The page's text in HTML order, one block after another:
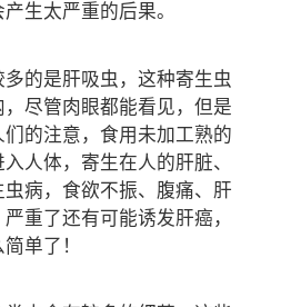
生太严重的后果。
的是肝吸虫，这种寄生虫
尽管肉眼都能看见，但是
的注意，食用未加工熟的
人体，寄生在人的肝脏、
病，食欲不振、腹痛、肝
重了还有可能诱发肝癌，
单了！